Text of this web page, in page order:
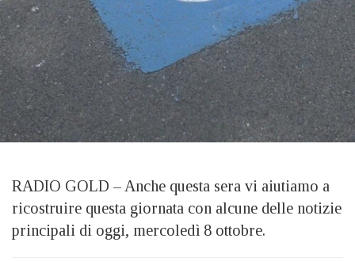
RADIO GOLD – Anche questa sera vi aiutiamo a
ricostruire questa giornata con alcune delle notizie
principali di oggi, mercoledì 8 ottobre.